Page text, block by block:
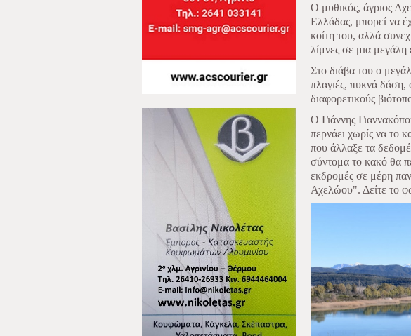
Ο μυθικός, άγριος
Ελλάδας, μπορεί να
κοίτη του, αλλά
λίμνες σε μια
Στο διάβα του ο
πλαγιές, πυκνά δάση,
διαφορετικούς
Ο Γιάννης
περνάει χωρίς να το
που άλλαξε τα
σύντομα το κακό θα
εκδρομές σε μέρη
Αχελώου". Δείτε το